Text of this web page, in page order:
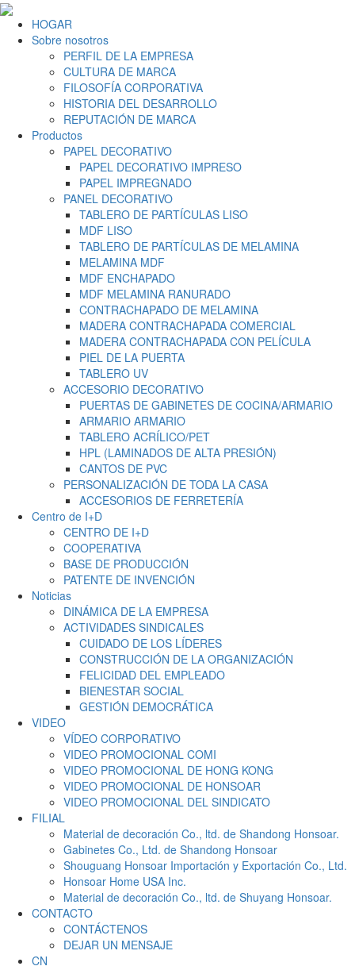
HOGAR
Sobre nosotros
PERFIL DE LA EMPRESA
CULTURA DE MARCA
FILOSOFÍA CORPORATIVA
HISTORIA DEL DESARROLLO
REPUTACIÓN DE MARCA
Productos
PAPEL DECORATIVO
PAPEL DECORATIVO IMPRESO
PAPEL IMPREGNADO
PANEL DECORATIVO
TABLERO DE PARTÍCULAS LISO
MDF LISO
TABLERO DE PARTÍCULAS DE MELAMINA
MELAMINA MDF
MDF ENCHAPADO
MDF MELAMINA RANURADO
CONTRACHAPADO DE MELAMINA
MADERA CONTRACHAPADA COMERCIAL
MADERA CONTRACHAPADA CON PELÍCULA
PIEL DE LA PUERTA
TABLERO UV
ACCESORIO DECORATIVO
PUERTAS DE GABINETES DE COCINA/ARMARIO
ARMARIO ARMARIO
TABLERO ACRÍLICO/PET
HPL (LAMINADOS DE ALTA PRESIÓN)
CANTOS DE PVC
PERSONALIZACIÓN DE TODA LA CASA
ACCESORIOS DE FERRETERÍA
Centro de I+D
CENTRO DE I+D
COOPERATIVA
BASE DE PRODUCCIÓN
PATENTE DE INVENCIÓN
Noticias
DINÁMICA DE LA EMPRESA
ACTIVIDADES SINDICALES
CUIDADO DE LOS LÍDERES
CONSTRUCCIÓN DE LA ORGANIZACIÓN
FELICIDAD DEL EMPLEADO
BIENESTAR SOCIAL
GESTIÓN DEMOCRÁTICA
VIDEO
VÍDEO CORPORATIVO
VIDEO PROMOCIONAL COMI
VIDEO PROMOCIONAL DE HONG KONG
VIDEO PROMOCIONAL DE HONSOAR
VIDEO PROMOCIONAL DEL SINDICATO
FILIAL
Material de decoración Co., ltd. de Shandong Honsoar.
Gabinetes Co., Ltd. de Shandong Honsoar
Shouguang Honsoar Importación y Exportación Co., Ltd.
Honsoar Home USA Inc.
Material de decoración Co., ltd. de Shuyang Honsoar.
CONTACTO
CONTÁCTENOS
DEJAR UN MENSAJE
CN